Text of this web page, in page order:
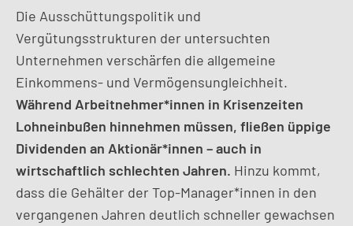
Die Ausschüttungspolitik und
Vergütungsstrukturen der untersuchten
Unternehmen verschärfen die allgemeine
Einkommens- und Vermögensungleichheit.
Während Arbeitnehmer*innen in Krisenzeiten
Lohneinbußen hinnehmen müssen, fließen üppige
Dividenden an Aktionär*innen – auch in
wirtschaftlich schlechten Jahren. Hinzu kommt,
dass die Gehälter der Top-Manager*innen in den
vergangenen Jahren deutlich schneller gewachsen